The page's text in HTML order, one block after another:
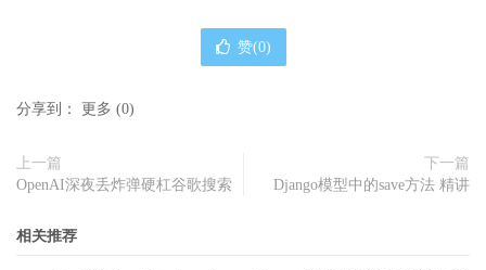
赞(0)
分享到： 更多 (0)
上一篇
OpenAI深夜丢炸弹硬杠谷歌搜索
下一篇
Django模型中的save方法 精讲
相关推荐